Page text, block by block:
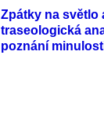
Zpátky na světlo
traseologická
poznání